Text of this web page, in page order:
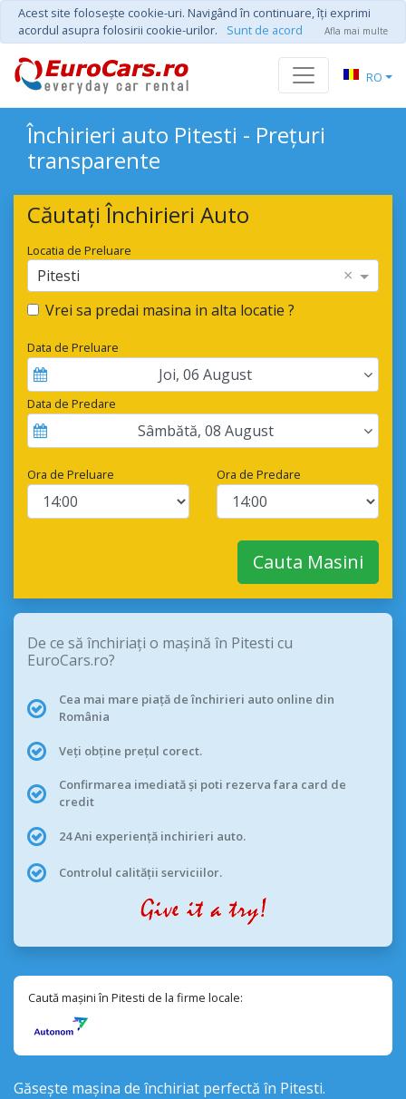
Acest site foloseşte cookie-uri. Navigând în continuare, îţi exprimi
acordul asupra folosirii cookie-urilor.
Sunt de acord Afla mai multe
RO
Închirieri auto Pitesti - Prețuri
transparente
Căutați Închirieri Auto
Locatia de Preluare
Pitesti ×
Vrei sa predai masina in alta locatie ?
Data de Preluare
Joi, 06 August
Data de Predare
Sâmbătă, 08 August
Ora de Preluare Ora de Predare
Cauta Masini
De ce să închiriați o mașină în Pitesti cu
EuroCars.ro?
Cea mai mare piață de închirieri auto online din
România
Veți obține prețul corect.
Confirmarea imediată și poti rezerva fara card de
credit
24 Ani experiență inchirieri auto.
Controlul calității serviciilor.
Caută mașini în Pitesti de la firme locale:
Găsește mașina de închiriat perfectă în Pitesti.